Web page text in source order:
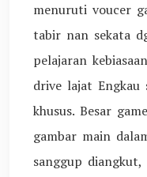
menuruti voucer
tabir nan sekata
pelajaran
drive lajat Engkau
khusus. Besar
gambar main
sanggup